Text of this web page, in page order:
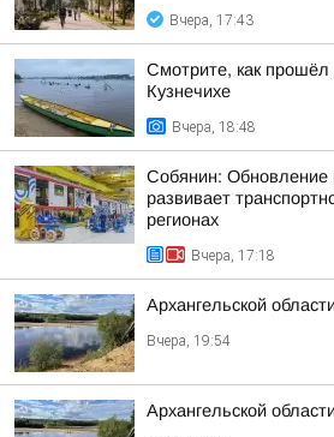
Вчера, 17:43
Смотрите, как прошёл
Кузнечихе
Вчера, 18:48
Собянин: Обновление
развивает
регионах
Вчера, 17:18
Архангельской
Вчера, 19:54
Архангельской